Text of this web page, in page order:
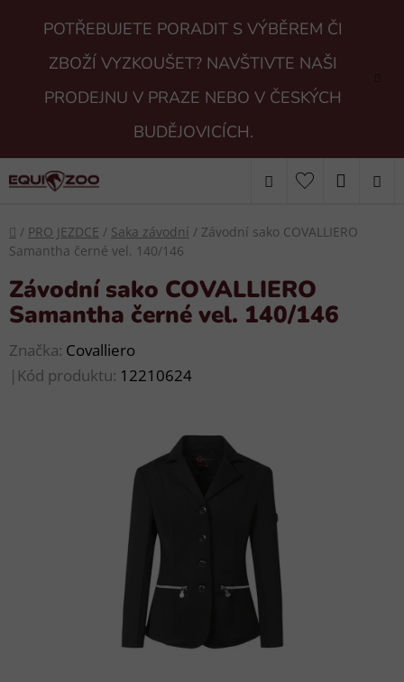
POTŘEBUJETE PORADIT S VÝBĚREM ČI
ZBOŽÍ VYZKOUŠET? NAVŠTIVTE NAŠI
PRODEJNU V PRAZE NEBO V ČESKÝCH
BUDĚJOVICÍCH.
Hledat
KOŠÍK
Domů
/ PRO JEZDCE / Saka závodní / Závodní sako COVALLIERO
Samantha černé vel. 140/146
Závodní sako COVALLIERO
Samantha černé vel. 140/146
Značka: Covalliero
| Kód produktu: 12210624